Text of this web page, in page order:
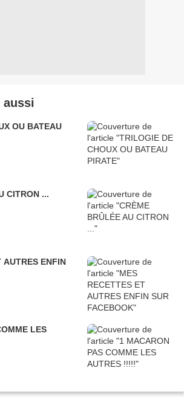
aussi
OU BATEAU
CITRON ...
AUTRES ENFIN
LES